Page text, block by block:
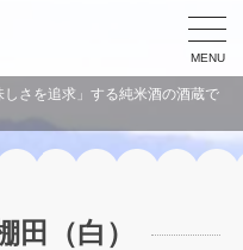
MENU
さを追求」する純米酒の酒蔵で
（白）